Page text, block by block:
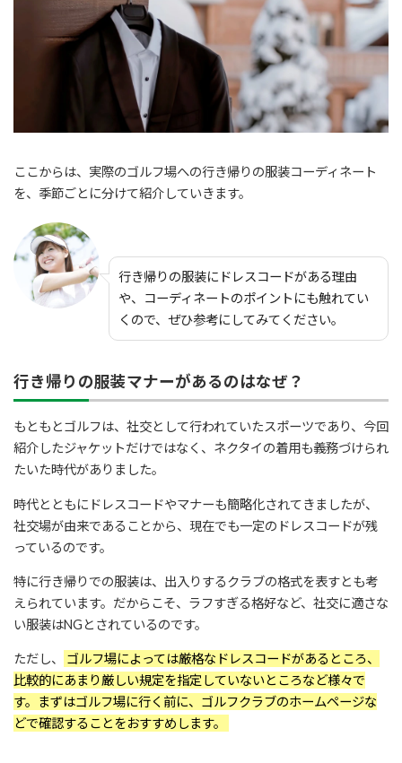
ここからは、実際のゴルフ場への行き帰りの服装コーディネート
を、季節ごとに分けて紹介していきます。
行き帰りの服装にドレスコードがある理由
や、コーディネートのポイントにも触れてい
くので、ぜひ参考にしてみてください。
行き帰りの服装マナーがあるのはなぜ？
もともとゴルフは、社交として行われていたスポーツであり、今回
紹介したジャケットだけではなく、ネクタイの着用も義務づけられ
たいた時代がありました。
時代とともにドレスコードやマナーも簡略化されてきましたが、
社交場が由来であることから、現在でも一定のドレスコードが残
っているのです。
特に行き帰りでの服装は、出入りするクラブの格式を表すとも考
えられています。だからこそ、ラフすぎる格好など、社交に適さな
い服装はNGとされているのです。
ただし、
ゴルフ場によっては厳格なドレスコードがあるところ、
比較的にあまり厳しい規定を指定していないところなど様々で
す。まずはゴルフ場に行く前に、ゴルフクラブのホームページな
どで確認することをおすすめします。